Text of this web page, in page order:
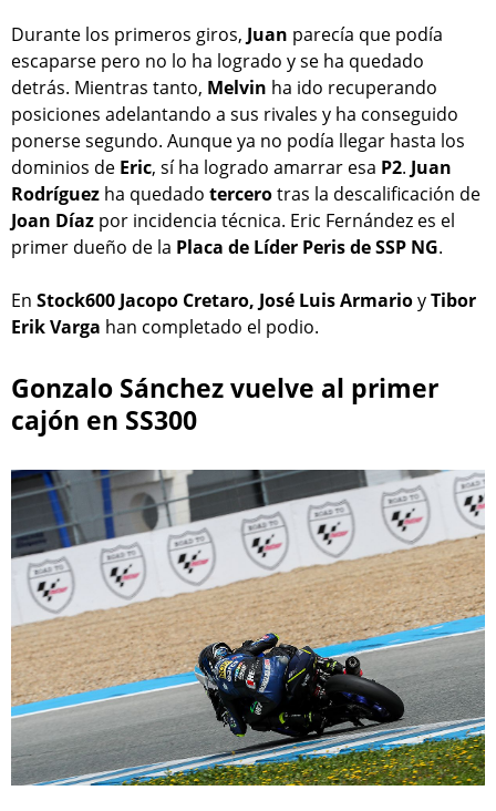
Durante los primeros giros, Juan parecía que podía
escaparse pero no lo ha logrado y se ha quedado
detrás. Mientras tanto, Melvin ha ido recuperando
posiciones adelantando a sus rivales y ha conseguido
ponerse segundo. Aunque ya no podía llegar hasta los
dominios de Eric, sí ha logrado amarrar esa P2. Juan
Rodríguez ha quedado tercerotras la descalificación de
Joan Díaz por incidencia técnica. Eric Fernández es el
primer dueño de la Placa de Líder Peris de SSP NG.
En Stock600 Jacopo Cretaro, José Luis ArmarioyTibor
Erik Varga han completado el podio.
Gonzalo Sánchez vuelve al primer
cajón en SS300